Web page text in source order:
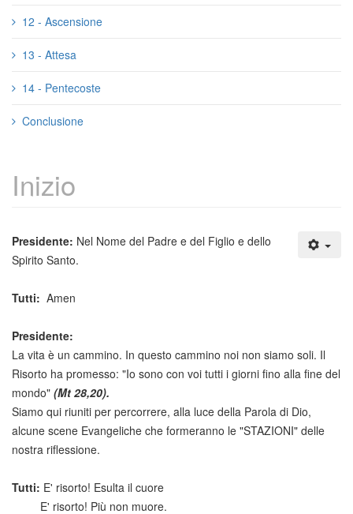
12 - Ascensione
13 - Attesa
14 - Pentecoste
Conclusione
Inizio
Presidente: Nel Nome del Padre e del Figlio e dello
Spirito Santo.
Tutti: Amen
Presidente:
La vita è un cammino. In questo cammino noi non siamo soli. Il
Risorto ha promesso: "Io sono con voi tutti i giorni fino alla fine del
mondo" (Mt 28,20).
Siamo qui riuniti per percorrere, alla luce della Parola di Dio,
alcune scene Evangeliche che formeranno le "STAZIONI" delle
nostra riflessione.
Tutti: E' risorto! Esulta il cuore
E' risorto! Più non muore.